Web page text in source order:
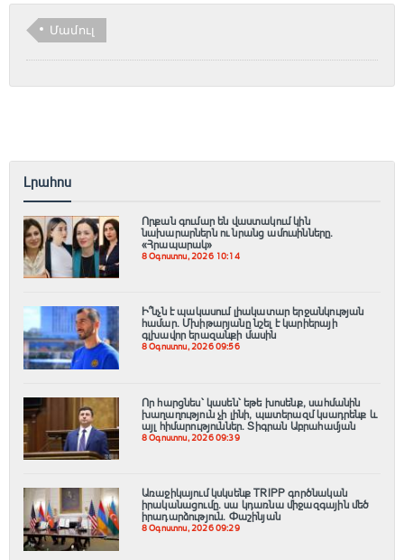
Մամուլ
Լրահոս
Որքան գումար են վաստակում կին
նախարարներն ու նրանց ամուսինները.
«Հրապարակ»
8 Օգոստոս, 2026 10:14
Ի՞նչն է պակասում լիակատար երջանկության
համար. Մխիթարյանը նշել է կարիերայի
գլխավոր երազանքի մասին
8 Օգոստոս, 2026 09:56
Որ հարցնես՝ կասեն՝ եթե խոսենք, սահմանին
խաղաղություն չի լինի, պшտերազմ կuադրենք և
այլ հիմարnւթյուններ․ Տիգրան Աբրահամյան
8 Օգոստոս, 2026 09:39
Առաջիկայում կսկսենք TRIPP գործնական
իրականացումը․ սա կդառնա միջազգային մեծ
իրադարձություն․ Փաշինյան
8 Օգոստոս, 2026 09:29